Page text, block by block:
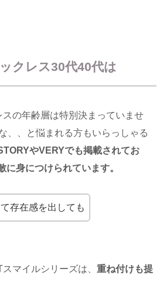
クレス30代40代は
の年齢層は特別決まっていませ
、、と悩まれる方もいらっしゃる
やVERYでも掲載されてお
に身につけられています。
存在感を出しても
マイルシリーズは、 重ね付けも提